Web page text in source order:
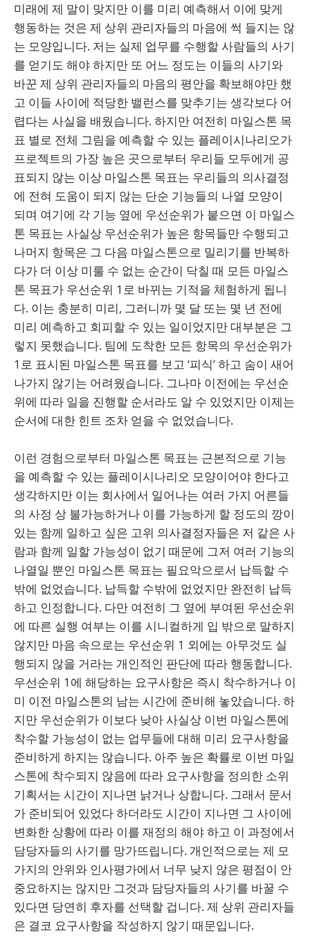
미래에 제 말이 맞지만 이를 미리 예측해서 이에 맞게
행동하는 것은 제 상위 관리자들의 마음에 썩 들지는 않
는 모양입니다. 저는 실제 업무를 수행할 사람들의 사기
를 얻기도 해야 하지만 또 어느 정도는 이들의 사기와
바꾼 제 상위 관리자들의 마음의 평안을 확보해야만 했
고 이들 사이에 적당한 밸런스를 맞추기는 생각보다 어
렵다는 사실을 배웠습니다. 하지만 여전히 마일스톤 목
표 별로 전체 그림을 예측할 수 있는 플레이시나리오가
프로젝트의 가장 높은 곳으로부터 우리들 모두에게 공
표되지 않는 이상 마일스톤 목표는 우리들의 의사결정
에 전혀 도움이 되지 않는 단순 기능들의 나열 모양이
되며 여기에 각 기능 옆에 우선순위가 붙으면 이 마일스
톤 목표는 사실상 우선순위가 높은 항목들만 수행되고
나머지 항목은 그 다음 마일스톤으로 밀리기를 반복하
다가 더 이상 미룰 수 없는 순간이 닥칠 때 모든 마일스
톤 목표가 우선순위 1로 바뀌는 기적을 체험하게 됩니
다. 이는 충분히 미리, 그러니까 몇 달 또는 몇 년 전에
미리 예측하고 회피할 수 있는 일이었지만 대부분은 그
렇지 못했습니다. 팀에 도착한 모든 항목의 우선순위가
1로 표시된 마일스톤 목표를 보고 ‘피식’ 하고 숨이 새어
나가지 않기는 어려웠습니다. 그나마 이전에는 우선순
위에 따라 일을 진행할 순서라도 알 수 있었지만 이제는
순서에 대한 힌트 조차 얻을 수 없었습니다.
이런 경험으로부터 마일스톤 목표는 근본적으로 기능
을 예측할 수 있는 플레이시나리오 모양이어야 한다고
생각하지만 이는 회사에서 일어나는 여러 가지 어른들
의 사정 상 불가능하거나 이를 가능하게 할 정도의 깡이
있는 함께 일하고 싶은 고위 의사결정자들은 저 같은 사
람과 함께 일할 가능성이 없기 때문에 그저 여러 기능의
나열일 뿐인 마일스톤 목표는 필요악으로서 납득할 수
밖에 없었습니다. 납득할 수밖에 없었지만 완전히 납득
하고 인정합니다. 다만 여전히 그 옆에 부여된 우선순위
에 따른 실행 여부는 이를 시니컬하게 입 밖으로 말하지
않지만 마음 속으로는 우선순위 1 외에는 아무것도 실
행되지 않을 거라는 개인적인 판단에 따라 행동합니다.
우선순위 1에 해당하는 요구사항은 즉시 착수하거나 이
미 이전 마일스톤의 남는 시간에 준비해 놓았습니다. 하
지만 우선순위가 이보다 낮아 사실상 이번 마일스톤에
착수할 가능성이 없는 업무들에 대해 미리 요구사항을
준비하게 하지는 않습니다. 아주 높은 확률로 이번 마일
스톤에 착수되지 않음에 따라 요구사항을 정의한 소위
기획서는 시간이 지나면 낡거나 상합니다. 그래서 문서
가 준비되어 있었다 하더라도 시간이 지나면 그 사이에
변화한 상황에 따라 이를 재정의 해야 하고 이 과정에서
담당자들의 사기를 망가뜨립니다. 개인적으로는 제 모
가지의 안위와 인사평가에서 너무 낮지 않은 평점이 안
중요하지는 않지만 그것과 담당자들의 사기를 바꿀 수
있다면 당연히 후자를 선택할 겁니다. 제 상위 관리자들
은 결코 요구사항을 작성하지 않기 때문입니다.